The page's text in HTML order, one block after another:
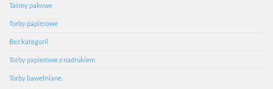
Taśmy pakowe
Torby papierowe
Bez kategorii
Torby papierowe z nadrukiem
Torby bawełniane